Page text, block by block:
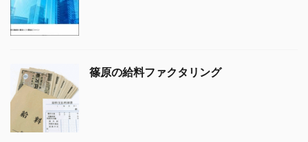
篠原の給料ファクタリング